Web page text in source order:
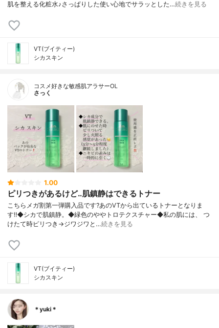
肌を整える化粧水♪さっぱりした使い心地でサラッとした…続きを見る
VT(ブイティー)
シカスキン
コスメ好きな敏感肌アラサーOL
さっく
1.00
ピリつきがあるけど‥肌鎮静はできるトナー
こちらメガ割第一弾購入品です?あのVTから出ているトナーとなりま
す‼️◆シカで肌鎮静。◆緑色のややトロテクスチャー◆私の肌には、 つ
けたて時ピリつき→ジワジワと…続きを見る
VT(ブイティー)
シカスキン
＊yuki＊